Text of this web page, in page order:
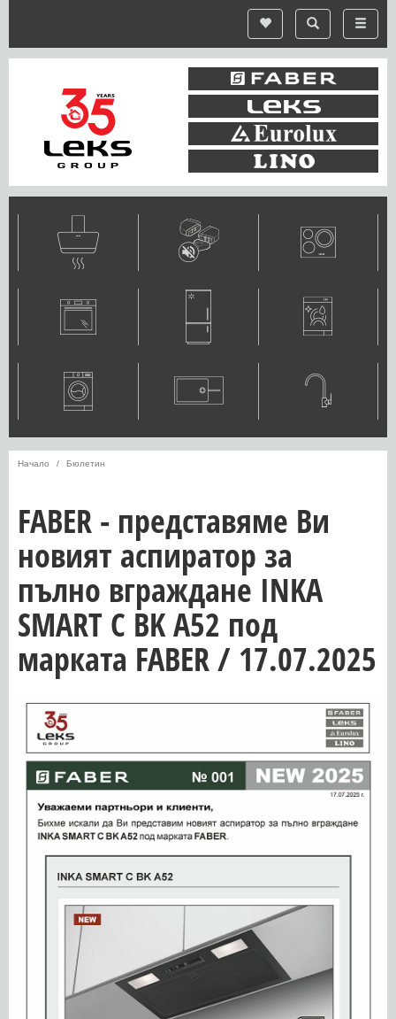
Начало Бюлетин
FABER - представяме Ви
новият аспиратор за
пълно вграждане INKA
SMART C BK A52 под
марката FABER / 17.07.2025